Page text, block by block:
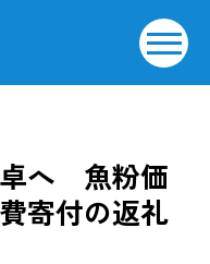
卓へ 魚粉価
寄付の返礼